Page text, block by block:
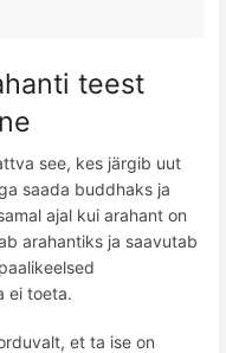
teest
see, kes järgib uut
saada buddhaks ja
ajal kui arahant on
arahantiks ja saavutab
ei toeta.
et ta ise on